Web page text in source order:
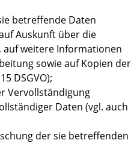
betreffende Daten
Auskunft über die
weitere Informationen
sowie auf Kopien der
DSGVO);
Vervollständigung
Daten (vgl. auch
der sie betreffenden